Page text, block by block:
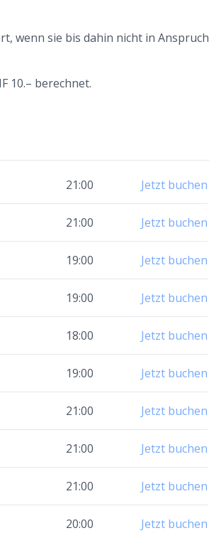
wenn sie bis dahin nicht in Anspruch
10.– berechnet.
21:00 Jetzt buchen
21:00 Jetzt buchen
19:00 Jetzt buchen
19:00 Jetzt buchen
18:00 Jetzt buchen
19:00 Jetzt buchen
21:00 Jetzt buchen
21:00 Jetzt buchen
21:00 Jetzt buchen
20:00 Jetzt buchen